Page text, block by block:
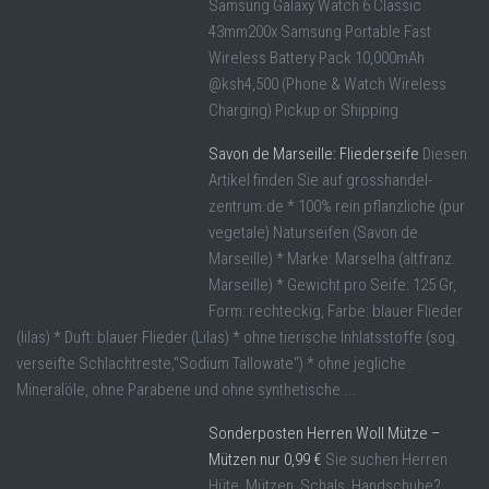
Samsung Galaxy Watch 6 Classic
43mm200x Samsung Portable Fast
Wireless Battery Pack 10,000mAh
@ksh4,500 (Phone & Watch Wireless
Charging) Pickup or Shipping
Savon de Marseille: Fliederseife Diesen
Artikel finden Sie auf grosshandel-
zentrum.de * 100% rein pflanzliche (pur
vegetale) Naturseifen (Savon de
Marseille) * Marke: Marselha (altfranz.
Marseille) * Gewicht pro Seife: 125 Gr,
Form: rechteckig, Farbe: blauer Flieder
(lilas) * Duft: blauer Flieder (Lilas) * ohne tierische Inhlatsstoffe (sog.
verseifte Schlachtreste,"Sodium Tallowate") * ohne jegliche
Mineralöle, ohne Parabene und ohne synthetische ...
Sonderposten Herren Woll Mütze –
Mützen nur 0,99 € Sie suchen Herren